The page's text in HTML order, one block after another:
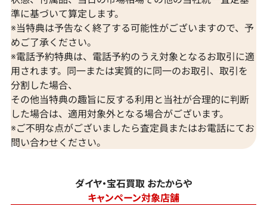
準に基づいて算定します。
※当特典は予告なく終了する可能性がございますので、予
めご了承ください。
※電話予約特典は、電話予約のうえ対象となるお取引に適
用されます。同一または実質的に同一のお取引、取引を
分割した場合、
その他当特典の趣旨に反する利用と当社が合理的に判断
した場合は、適用対象外となる場合がございます。
※ご不明な点がございましたら査定員またはお電話にてお
問い合わせください。
ダイヤ・宝石買取 おたからや
キャンペーン対象店舗